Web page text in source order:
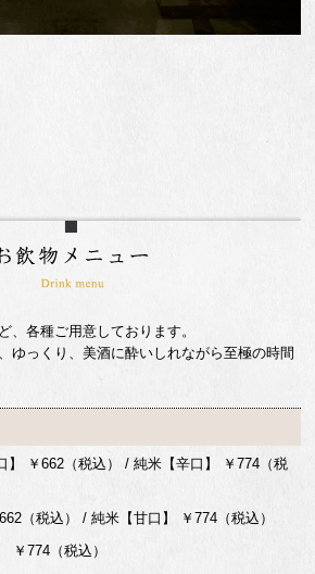
、各種ご用意しております。
ゆっくり、美酒に酔いしれながら至極の時間
￥662（税込） / 純米【辛口】 ￥774（税
（税込） / 純米【甘口】 ￥774（税込）
￥774（税込）